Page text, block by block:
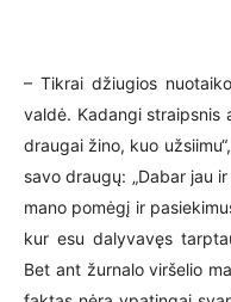
– Tikrai džiugios
valdė. Kadangi straipsnis
draugai žino, kuo
savo draugų: „Dabar jau
mano pomėgį ir
kur esu dalyvavęs
Bet ant žurnalo viršelio